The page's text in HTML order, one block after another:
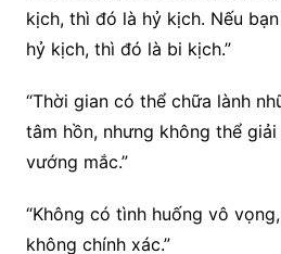
kịch, thì đó là hỷ kịch. Nếu
hỷ kịch, thì đó là bi kịch.”
“Thời gian có thể chữa lành
tâm hồn, nhưng không thể
vướng mắc.”
“Không có tình huống vô
không chính xác.”